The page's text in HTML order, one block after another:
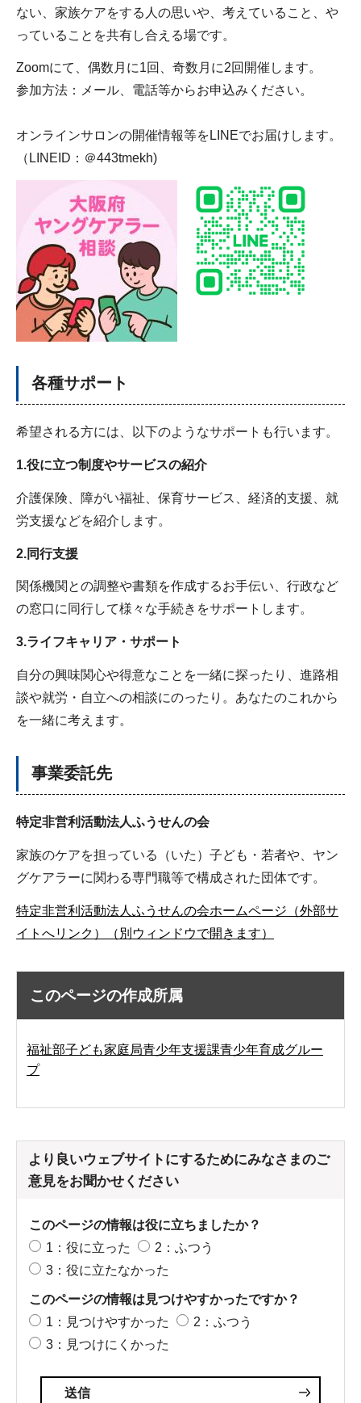
ない、家族ケアをする人の思いや、考えていること、や
っていることを共有し合える場です。
Zoomにて、偶数月に1回、奇数月に2回開催します。
参加方法：メール、電話等からお申込みください。
オンラインサロンの開催情報等をLINEでお届けします。
（LINEID：＠443tmekh)
各種サポート
希望される方には、以下のようなサポートも行います。
1.役に立つ制度やサービスの紹介
介護保険、障がい福祉、保育サービス、経済的支援、就
労支援などを紹介します。
2.同行支援
関係機関との調整や書類を作成するお手伝い、行政など
の窓口に同行して様々な手続きをサポートします。
3.ライフキャリア・サポート
自分の興味関心や得意なことを一緒に探ったり、進路相
談や就労・自立への相談にのったり。あなたのこれから
を一緒に考えます。
事業委託先
特定非営利活動法人ふうせんの会
家族のケアを担っている（いた）子ども・若者や、ヤン
グケアラーに関わる専門職等で構成された団体です。
特定非営利活動法人ふうせんの会ホームページ（外部サ
イトへリンク）（別ウィンドウで開きます）
このページの作成所属
福祉部子ども家庭局青少年支援課青少年育成グルー
プ
より良いウェブサイトにするためにみなさまのご
意見をお聞かせください
このページの情報は役に立ちましたか？
1：役に立った
2：ふつう
3：役に立たなかった
このページの情報は見つけやすかったですか？
1：見つけやすかった
2：ふつう
3：見つけにくかった